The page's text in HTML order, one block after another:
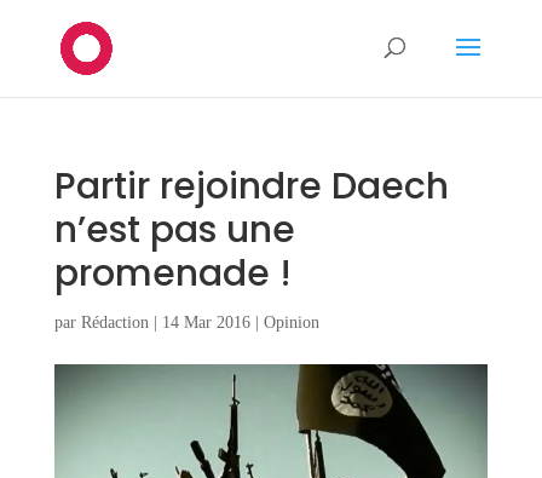
Partir rejoindre Daech
n’est pas une
promenade !
par Rédaction| 14 Mar 2016| Opinion